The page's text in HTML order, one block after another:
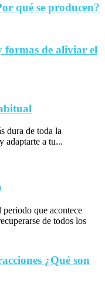
qué se producen?
formas de aliviar el
dura de toda la
adaptarte a tu...
que acontece
de todos los
¿Qué son